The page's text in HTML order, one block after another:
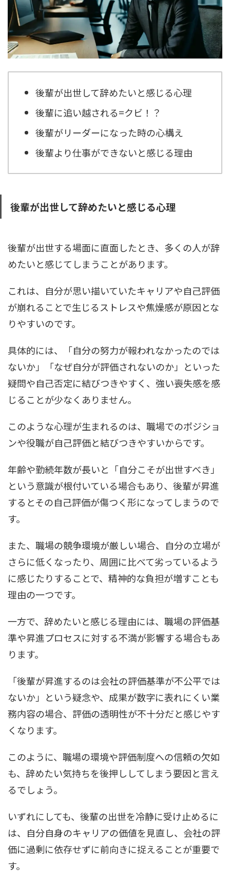
後輩が出世して辞めたいと感じる心理
後輩に追い越される=クビ！？
後輩がリーダーになった時の心構え
後輩より仕事ができないと感じる理由
後輩が出世して辞めたいと感じる心理
後輩が出世する場面に直面したとき、多くの人が辞
めたいと感じてしまうことがあります。
これは、自分が思い描いていたキャリアや自己評価
が崩れることで生じるストレスや焦燥感が原因とな
りやすいのです。
具体的には、「自分の努力が報われなかったのでは
ないか」「なぜ自分が評価されないのか」といった
疑問や自己否定に結びつきやすく、強い喪失感を感
じることが少なくありません。
このような心理が生まれるのは、職場でのポジショ
ンや役職が自己評価と結びつきやすいからです。
年齢や勤続年数が長いと「自分こそが出世すべき」
という意識が根付いている場合もあり、後輩が昇進
するとその自己評価が傷つく形になってしまうので
す。
また、職場の競争環境が厳しい場合、自分の立場が
さらに低くなったり、周囲に比べて劣っているよう
に感じたりすることで、精神的な負担が増すことも
理由の一つです。
一方で、辞めたいと感じる理由には、職場の評価基
準や昇進プロセスに対する不満が影響する場合もあ
ります。
「後輩が昇進するのは会社の評価基準が不公平では
ないか」という疑念や、成果が数字に表れにくい業
務内容の場合、評価の透明性が不十分だと感じやす
くなります。
このように、職場の環境や評価制度への信頼の欠如
も、辞めたい気持ちを後押ししてしまう要因と言え
るでしょう。
いずれにしても、後輩の出世を冷静に受け止めるに
は、自分自身のキャリアの価値を見直し、会社の評
価に過剰に依存せずに前向きに捉えることが重要で
す。